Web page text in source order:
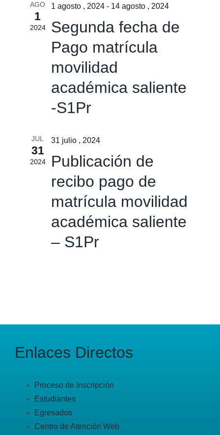
AGO
1
2024
1 agosto , 2024- 14 agosto , 2024
Segunda fecha de
Pago matrícula
movilidad
académica saliente
-S1Pr
JUL
31
2024
31 julio , 2024
Publicación de
recibo pago de
matrícula movilidad
académica saliente
– S1Pr
Enlaces Directos
Proceso de Inscripción
Estudiantes
Egresados
Centro de Atención Web